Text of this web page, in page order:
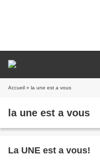
Accueil » la une est a vous
la une est a vous
La UNE est a vous!